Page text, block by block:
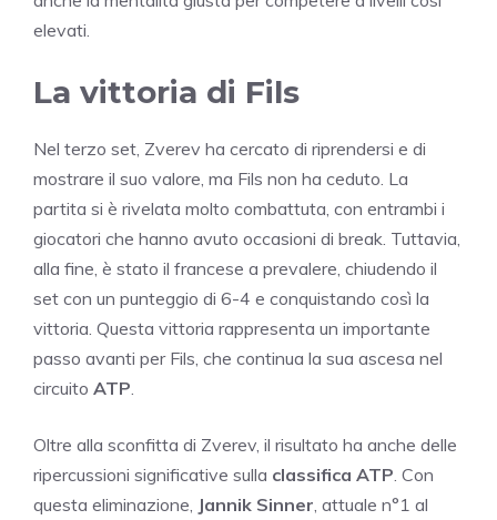
elevati.
La vittoria di Fils
Nel terzo set, Zverev ha cercato di riprendersi e di
mostrare il suo valore, ma Fils non ha ceduto. La
partita si è rivelata molto combattuta, con entrambi i
giocatori che hanno avuto occasioni di break. Tuttavia,
alla fine, è stato il francese a prevalere, chiudendo il
set con un punteggio di 6-4 e conquistando così la
vittoria. Questa vittoria rappresenta un importante
passo avanti per Fils, che continua la sua ascesa nel
circuito ATP
Oltre alla sconfitta di Zverev, il risultato ha anche delle
ripercussioni significative sulla classifica ATP . Con
questa eliminazione, Jannik Sinner , attuale n°1 al